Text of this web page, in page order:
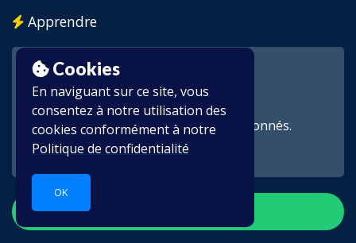
Cookies
En naviguant sur ce site, vous
consentez à notre utilisation des
cookies conformément à notre
Politique de confidentialité
OK
Apprendre
Cette vidéo est réservée aux abonnés.